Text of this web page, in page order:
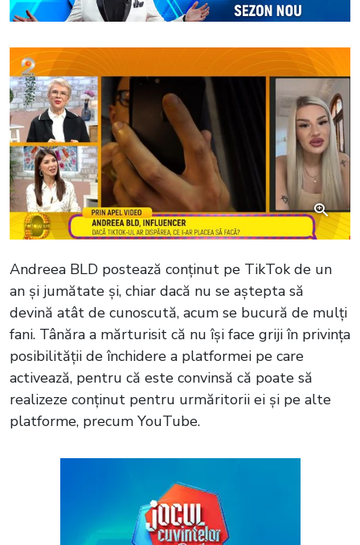
Andreea BLD postează conținut pe TikTok de un
an și jumătate și, chiar dacă nu se aștepta să
devină atât de cunoscută, acum se bucură de mulți
fani. Tânăra a mărturisit că nu își face griji în privința
posibilității de închidere a platformei pe care
activează, pentru că este convinsă că poate să
realizeze conținut pentru urmăritorii ei și pe alte
platforme, precum YouTube.